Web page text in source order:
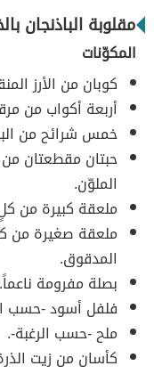
مقلوبة الباذنجان
المكوّنات
كوبان من الأرز
أربعة أكواب من
خمس شرائح من
حبتان مقطعتان من
الملوّن.
ملعقة كبيرة من
ملعقة صغيرة من
المدقوق.
بصلة مفرومة ناعماً.
فلفل أسود -حسب
ملح -حسب الرغبة-.
كأسان من زيت